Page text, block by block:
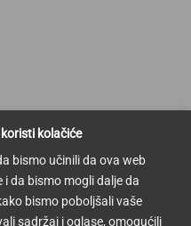
našim aktuelnostima,
kolačiće
bismo učinili da ova web
da bismo mogli dalje da
bismo poboljšali vaše
sadržaj i oglase, omogućili